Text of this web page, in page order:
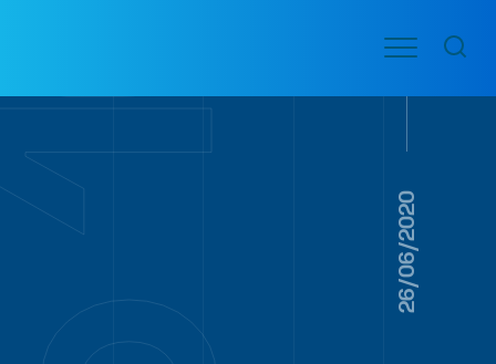
conteúdo
VOO
AÉREAS
Menu
26/06/2020